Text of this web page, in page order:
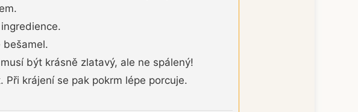
bešamel.
být krásně zlatavý, ale ne spálený!
krájení se pak pokrm lépe porcuje.